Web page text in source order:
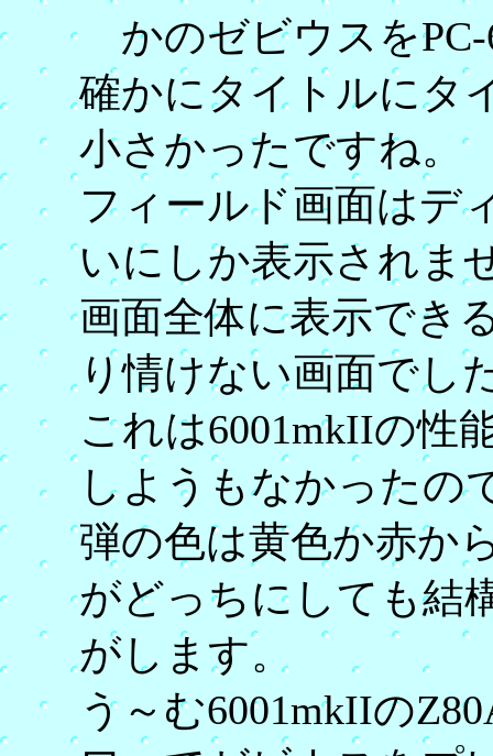
かのゼビウスをPC-
確かにタイトルにタ
小さかったですね。
フィールド画面はデ
いにしか表示されま
画面全体に表示でき
り情けない画面でし
これは6001mkIIの性
しようもなかったの
弾の色は黄色か赤か
がどっちにしても結
がします。
う～む6001mkIIの